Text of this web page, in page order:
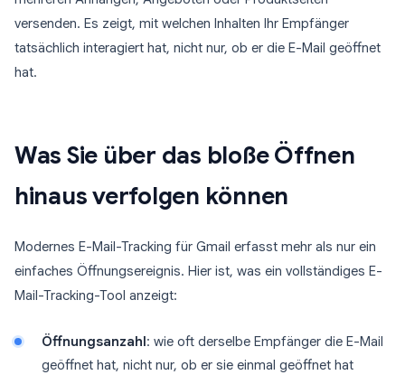
versenden. Es zeigt, mit welchen Inhalten Ihr Empfänger
tatsächlich interagiert hat, nicht nur, ob er die E-Mail geöffnet
hat.
Was Sie über das bloße Öffnen
hinaus verfolgen können
Modernes E-Mail-Tracking für Gmail erfasst mehr als nur ein
einfaches Öffnungsereignis. Hier ist, was ein vollständiges E-
Mail-Tracking-Tool anzeigt:
Öffnungsanzahl : wie oft derselbe Empfänger die E-Mail
geöffnet hat, nicht nur, ob er sie einmal geöffnet hat